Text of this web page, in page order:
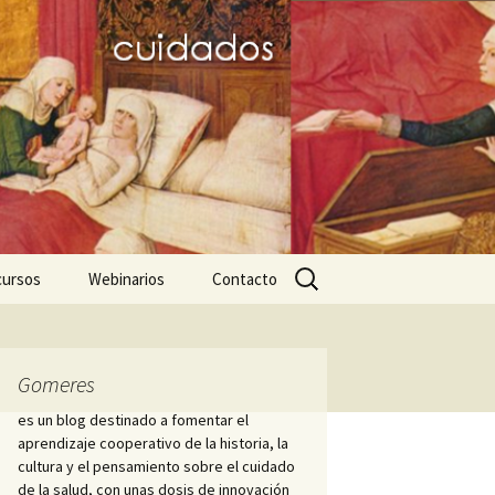
Cátedra Index ICS
para el trabajo
y
científicas
Webinarios
Diálogo hispano-
brasileño sobre Historia
de la Enfermería
Contacto
Buscar:
Gomeres
es un blog destinado a fomentar el
aprendizaje cooperativo de la historia, la
cultura y el pensamiento sobre el cuidado
de la salud, con unas dosis de innovación